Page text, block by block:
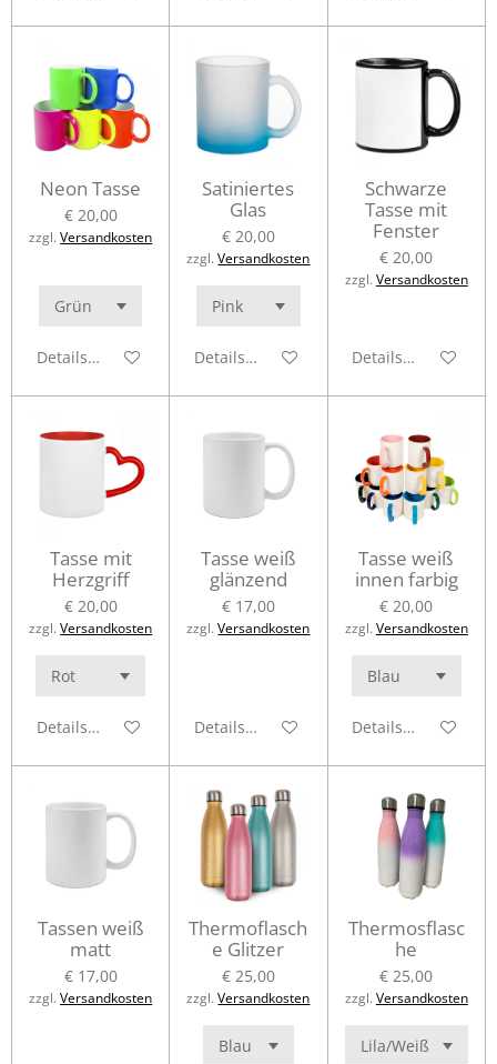
Neon Tasse
€ 20,00
zzgl.Versandkosten
Details anzeigen
Satiniertes
Glas
€ 20,00
zzgl.Versandkosten
Details anzeigen
Schwarze
Tasse mit
Fenster
€ 20,00
zzgl. Versandkosten
Details anzeigen
Tasse mit
Herzgriff
€ 20,00
zzgl.Versandkosten
Details anzeigen
Tasse weiß
glänzend
€ 17,00
zzgl.Versandkosten
Details anzeigen
Tasse weiß
innen farbig
€ 20,00
zzgl. Versandkosten
Details anzeigen
Tassen weiß
matt
€ 17,00
zzgl.Versandkosten
Thermoflasch
e Glitzer
€ 25,00
zzgl.Versandkosten
Thermosflasc
he
€ 25,00
zzgl. Versandkosten